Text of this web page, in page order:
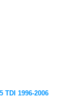
TDI 1996-2006